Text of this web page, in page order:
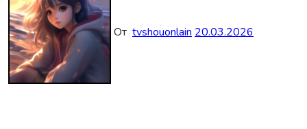
От tvshouonlain 20.03.2026